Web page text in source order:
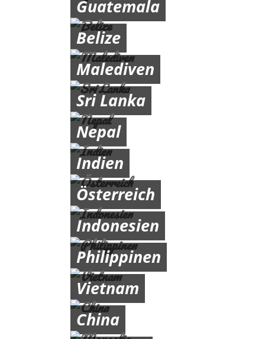
Guatemala
Belize
Malediven
Sri Lanka
Nepal
Indien
Österreich
Indonesien
Philippinen
Vietnam
China